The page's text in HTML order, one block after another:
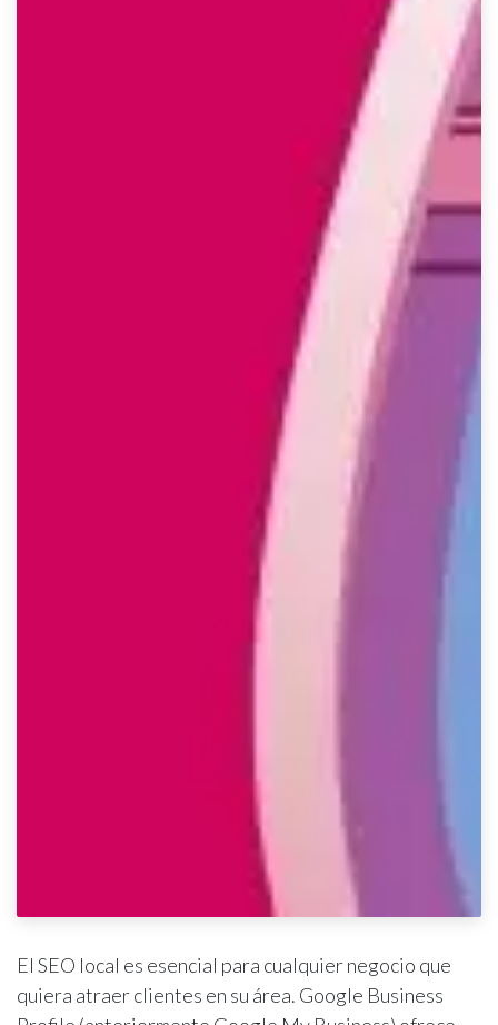
El SEO local es esencial para cualquier negocio que
quiera atraer clientes en su área. Google Business